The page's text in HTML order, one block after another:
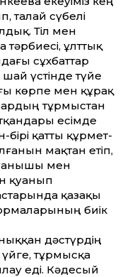
талай сүбелі
Тіл мен
ұлт­тық
сұхбат­тар
үстінде түйе
көрпе мен құрақ
тұрмыстан
есімде
бірі қат­ты құрмет­
мақтан етіп,
мен
қуанып
қазақы
биік
дәстүрдің
үйге, тұрмысқа
еді. Кәдесый